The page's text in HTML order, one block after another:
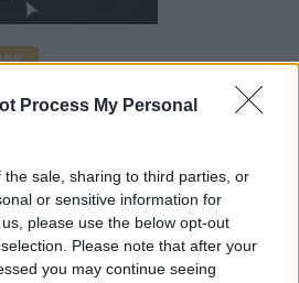
Process My Personal
sale, sharing to third parties, or
or sensitive information for
please use the below opt-out
Please note that after your
you may continue seeing